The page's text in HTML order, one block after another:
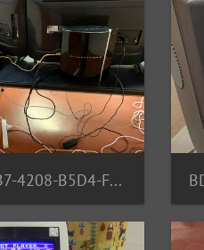
B206D0F3-A3B7-4208-B5D4-F589C78D9119